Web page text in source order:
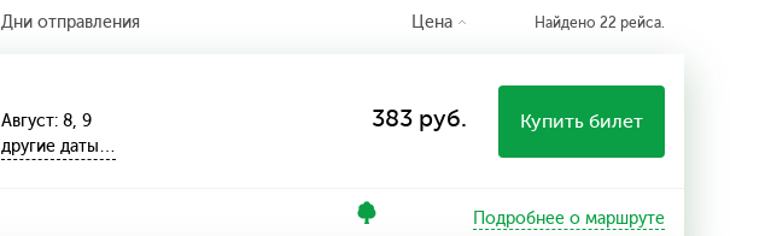
Дни отправления Цена Найдено 22 рейса.
Август: 8, 9
другие даты…
383 руб. Купить билет
Подробнее о маршруте